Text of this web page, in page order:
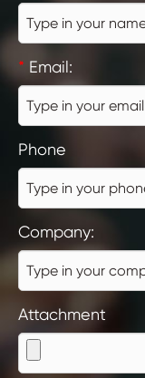
* Email:
Phone
Company:
Attachment